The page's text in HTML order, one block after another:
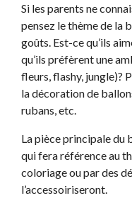
Si les parents ne
pensez le thème de la
goûts. Est-ce qu’ils
qu’ils préfèrent une
fleurs, flashy, jungle)?
la décoration de
rubans, etc.
La pièce principale du
qui fera référence au
coloriage ou par des
l’accessoiriseront.